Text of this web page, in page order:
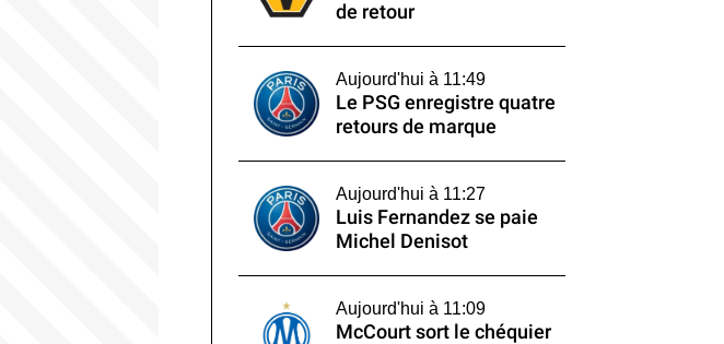
de retour
Aujourd'hui à 11:49
Le PSG enregistre quatre
retours de marque
Aujourd'hui à 11:27
Luis Fernandez se paie
Michel Denisot
Aujourd'hui à 11:09
McCourt sort le chéquier